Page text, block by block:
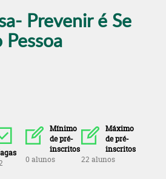
Prevenir é Se
Mínimo
de pré-
inscritos
0 alunos
Máximo
de pré-
inscritos
22 alunos